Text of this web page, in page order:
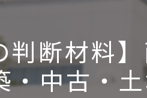
判断材料
・中古・